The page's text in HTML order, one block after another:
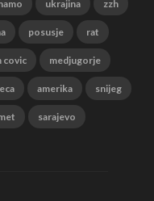
ukrajina zzh
posusje rat
covic medjugorje
amerika snijeg
sarajevo